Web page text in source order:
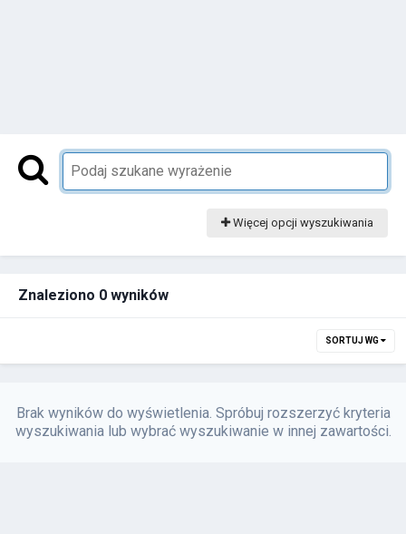
Więcej opcji wyszukiwania
Znaleziono 0 wyników
SORTUJ WG
Brak wyników do wyświetlenia. Spróbuj rozszerzyć kryteria
wyszukiwania lub wybrać wyszukiwanie w innej zawartości.